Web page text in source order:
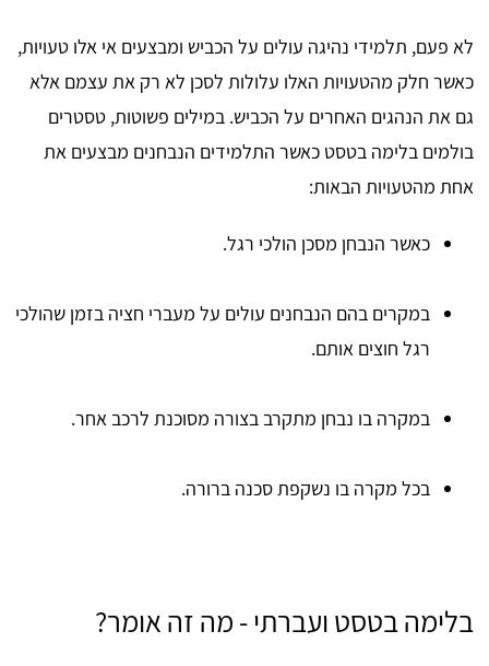
לא פעם, תלמידי נהיגה עולים על הכביש ומבצעים אי אלו טעויות,
כאשר חלק מהטעויות האלו עלולות לסכן לא רק את עצמם אלא
גם את הנהגים האחרים על הכביש. במילים פשוטות, טסטרים
בולמים בלימה בטסט כאשר התלמידים הנבחנים מבצעים את
אחת מהטעויות הבאות:
כאשר הנבחן מסכן הולכי רגל.
במקרים בהם הנבחנים עולים על מעברי חציה בזמן שהולכי
רגל חוצים אותם.
במקרה בו נבחן מתקרב בצורה מסוכנת לרכב אחר.
בכל מקרה בו נשקפת סכנה ברורה.
בלימה בטסט ועברתי - מה זה אומר?